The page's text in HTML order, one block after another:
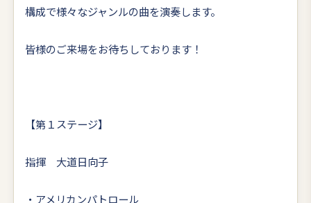
構成で様々なジャンルの曲を演奏します。
皆様のご来場をお待ちしております！
【第１ステージ】
指揮 大道日向子
・アメリカンパトロール